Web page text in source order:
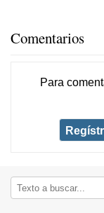
Comentarios
Para